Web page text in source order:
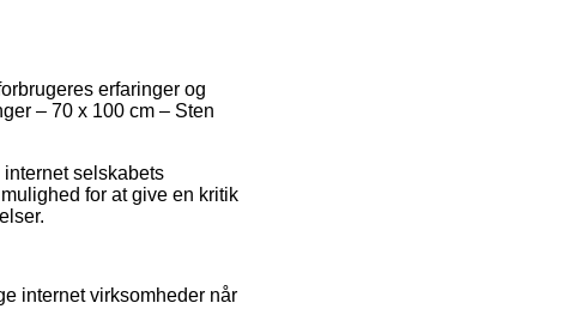
erfaringer og
– 70 x 100 cm – Sten
selskabets
for at give en kritik
internet virksomheder når